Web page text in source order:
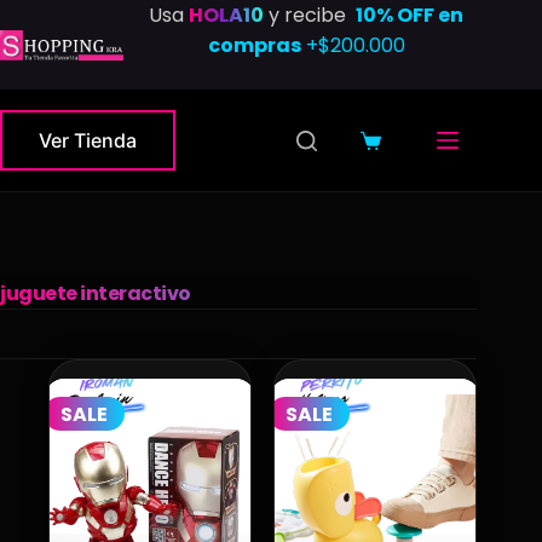
al
Usa HOLA10 y recibe10% OFF en
compras+$200.000
Ver Tienda
Carro
juguete interactivo
SALE SALE